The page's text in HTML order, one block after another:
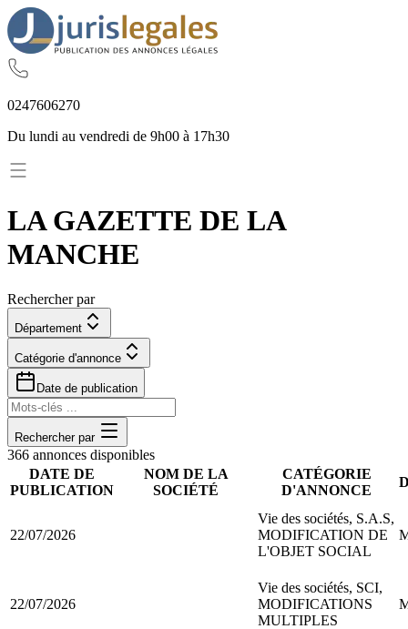
0247606270
Du lundi au vendredi de 9h00 à 17h30
LA GAZETTE DE LA
MANCHE
Rechercher par
Département
Catégorie d'annonce
Date de publication
Rechercher par
366 annonces disponibles
DATE DE
PUBLICATION
NOM DE LA
SOCIÉTÉ
CATÉGORIE
D'ANNONCE
22/07/2026
Vie des sociétés, S.A.S,
MODIFICATION DE
L'OBJET SOCIAL
22/07/2026
Vie des sociétés, SCI,
MODIFICATIONS
MULTIPLES